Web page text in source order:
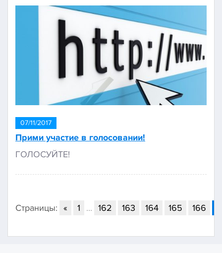
07/11/2017
Прими участие в голосовании!
ГОЛОСУЙТЕ!
Страницы: « 1 ... 162 163 164 165 166